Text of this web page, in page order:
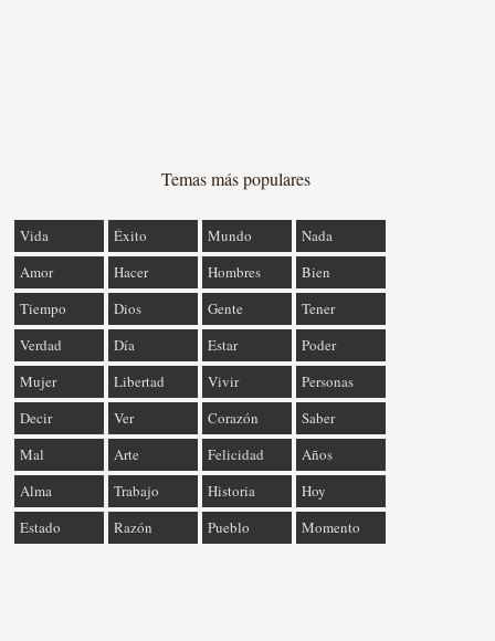
Temas más populares
Vida Éxito Mundo
Nada
Amor
Hacer Hombres
Bien
Tiempo
Dios Gente
Tener
Verdad
Día Estar
Poder
Mujer
Libertad Vivir
Personas
Decir
Ver Corazón
Saber
Mal
Arte Felicidad
Años
Alma
Trabajo Historia
Hoy
Estado
Razón Pueblo Momento